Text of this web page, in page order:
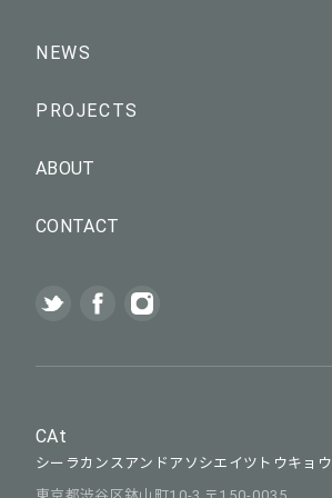
NEWS
PROJECTS
ABOUT
CONTACT
CAt
シーラカンスアンドアソシエイツトウキョウ